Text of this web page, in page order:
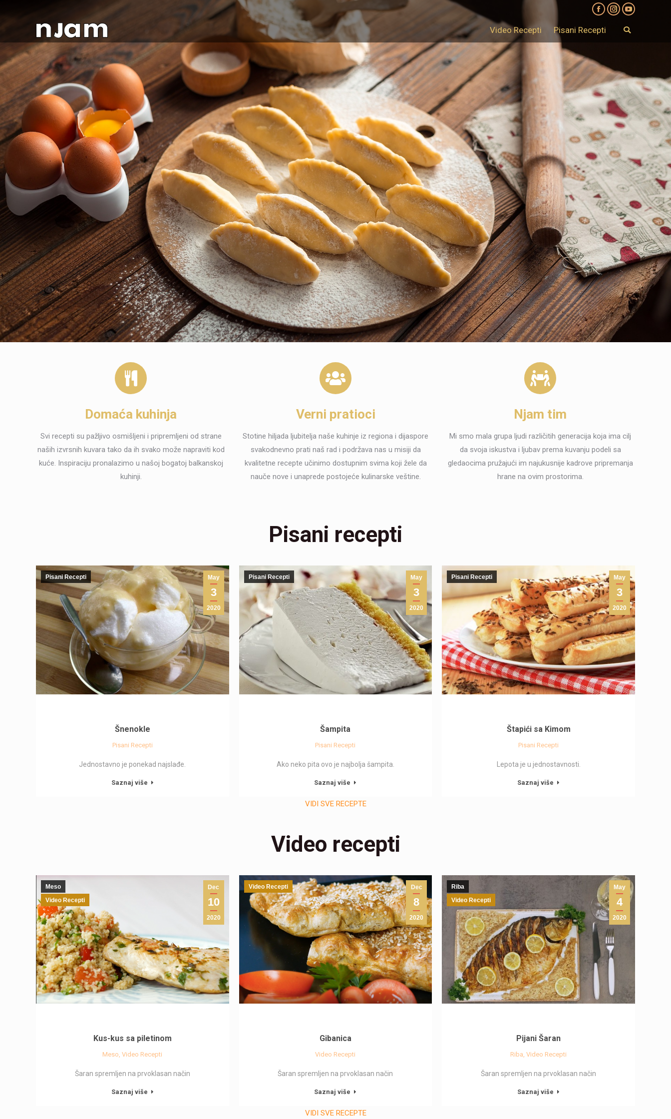
Facebook
Instagram
YouTube
Video Recepti Pisani Recepti Search:
Domaća kuhinja
Svi recepti su pažljivo osmišljeni i pripremljeni od strane
naših izvrsnih kuvara tako da ih svako može napraviti kod
kuće. Inspiraciju pronalazimo u našoj bogatoj balkanskoj
kuhinji.
Verni pratioci
Stotine hiljada ljubitelja naše kuhinje iz regiona i dijaspore
svakodnevno prati naš rad i podržava nas u misiji da
kvalitetne recepte učinimo dostupnim svima koji žele da
nauče nove i unaprede postojeće kulinarske veštine.
Njam tim
Mi smo mala grupa ljudi različitih generacija koja ima cilj
da svoja iskustva i ljubav prema kuvanju podeli sa
gledaocima pružajući im najukusnije kadrove pripremanja
hrane na ovim prostorima.
Pisani recepti
May
3
2020
Pisani Recepti
Šnenokle
Pisani Recepti
Jednostavno je ponekad najslađe.
Saznaj više
May
3
2020
Pisani Recepti
Šampita
Pisani Recepti
Ako neko pita ovo je najbolja šampita.
Saznaj više
May
3
2020
Pisani Recepti
Štapići sa Kimom
Pisani Recepti
Lepota je u jednostavnosti.
Saznaj više
VIDI SVE RECEPTE
Video recepti
Dec
10
2020
Meso
Video Recepti
Kus-kus sa piletinom
Meso,Video Recepti
Šaran spremljen na prvoklasan način
Saznaj više
Dec
8
2020
Video Recepti
Gibanica
Video Recepti
Šaran spremljen na prvoklasan način
Saznaj više
May
4
2020
Riba
Video Recepti
Pijani Šaran
Riba,Video Recepti
Šaran spremljen na prvoklasan način
Saznaj više
VIDI SVE RECEPTE
Pisani Recepti Search: